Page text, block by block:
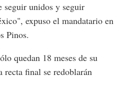
seguir unidos y seguir
expuso el mandatario en
Pinos.
quedan 18 meses de su
final se redoblarán